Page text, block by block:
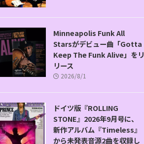
Minneapolis Funk All
Starsがデビュー曲「Gotta
Keep The Funk Alive」をリ
リース
2026/8/1
ドイツ版『ROLLING
STONE』2026年9月号に、
新作アルバム『Timeless』
から未発表音源2曲を収録し